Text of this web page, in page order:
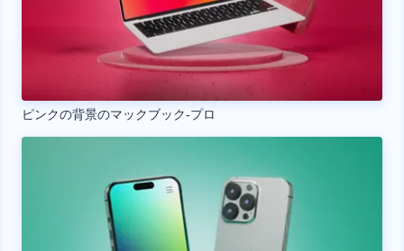
ピンクの背景のマックブック‐プロ